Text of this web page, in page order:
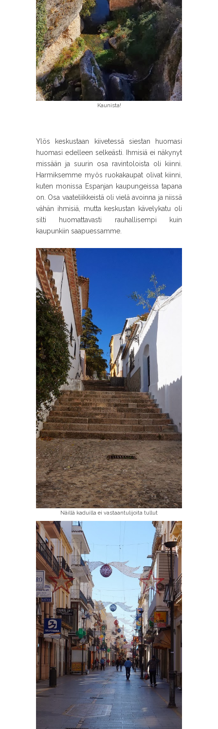
Kaunista!
Ylös keskustaan kiivetessä siestan huomasi
huomasi edelleen selkeästi. Ihmisiä ei näkynyt
missään ja suurin osa ravintoloista oli kiinni.
Harmiksemme myös ruokakaupat olivat kiinni,
kuten monissa Espanjan kaupungeissa tapana
on. Osa vaateliikkeistä oli vielä avoinna ja niissä
vähän ihmisiä, mutta keskustan kävelykatu oli
silti huomattavasti rauhallisempi kuin
kaupunkiin saapuessamme.
Näillä kaduilla ei vastaantulijoita tullut